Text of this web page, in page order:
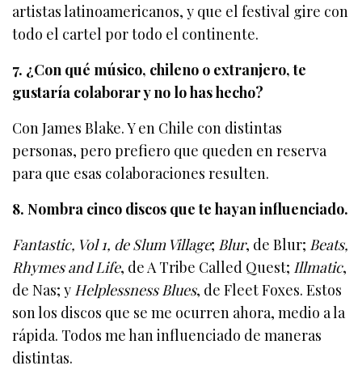
artistas latinoamericanos, y que el festival gire con
todo el cartel por todo el continente.
7. ¿Con qué músico, chileno o extranjero, te
gustaría colaborar y no lo has hecho?
Con James Blake. Y en Chile con distintas
personas, pero prefiero que queden en reserva
para que esas colaboraciones resulten.
8. Nombra cinco discos que te hayan influenciado.
Fantastic, Vol 1, de Slum Village; Blur, de Blur; Beats,
Rhymes and Life, de A Tribe Called Quest; Illmatic,
de Nas; y Helplessness Blues, de Fleet Foxes. Estos
son los discos que se me ocurren ahora, medio a la
rápida. Todos me han influenciado de maneras
distintas.